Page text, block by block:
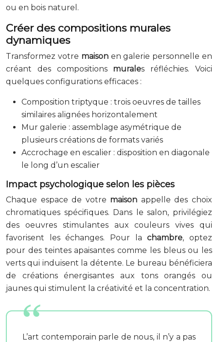
ou en bois naturel.
Créer des compositions murales
dynamiques
Transformez votre maisonen galerie personnelle en
créant des compositions murales réfléchies. Voici
quelques configurations efficaces :
Composition triptyque : trois oeuvres de tailles
similaires alignées horizontalement
Mur galerie : assemblage asymétrique de
plusieurs créations de formats variés
Accrochage en escalier : disposition en diagonale
le long d’un escalier
Impact psychologique selon les pièces
Chaque espace de votre maison appelle des choix
chromatiques spécifiques. Dans le salon, privilégiez
des oeuvres stimulantes aux couleurs vives qui
favorisent les échanges. Pour lachambre, optez
pour des teintes apaisantes comme les bleus ou les
verts qui induisent la détente. Le bureau bénéficiera
de créations énergisantes aux tons orangés ou
jaunes qui stimulent la créativité et la concentration.
L’art contemporain parle de nous, il n’y a pas